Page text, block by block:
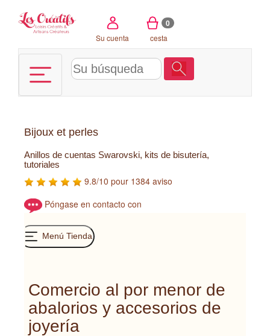
Su cuenta
0
cesta
Bijoux et perles
Anillos de cuentas Swarovski, kits de bisutería,
tutoriales
9.8/10 pour 1384 aviso
Póngase en contacto con
Menú Tienda
Comercio al por menor de
abalorios y accesorios de
joyería